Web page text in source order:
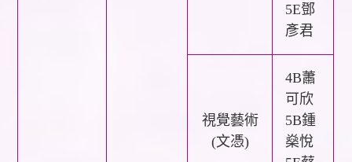
5E鄧
彥君
視覺藝術
(文憑)
4B蕭
可欣
5B鍾
燊悅